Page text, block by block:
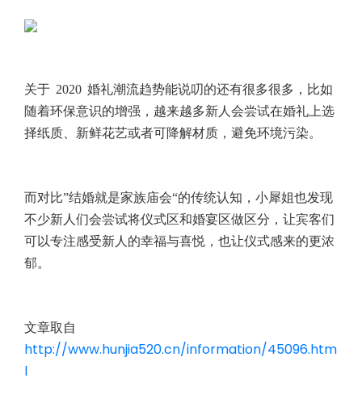
关于 2020 婚礼潮流趋势能说叨的还有很多很多，比如
随着环保意识的增强，越来越多新人会尝试在婚礼上选
择纸质、新鲜花艺或者可降解材质，避免环境污染。
而对比”结婚就是家族庙会“的传统认知，小犀姐也发现
不少新人们会尝试将仪式区和婚宴区做区分，让宾客们
可以专注感受新人的幸福与喜悦，也让仪式感来的更浓
郁。
文章取自
http://www.hunjia520.cn/information/45096.htm
l